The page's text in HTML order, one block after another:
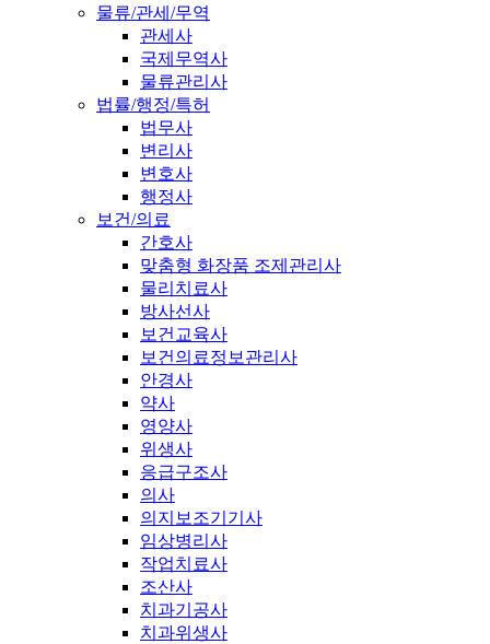
물류/관세/무역
관세사
국제무역사
물류관리사
법률/행정/특허
법무사
변리사
변호사
행정사
보건/의료
간호사
맞춤형 화장품 조제관리사
물리치료사
방사선사
보건교육사
보건의료정보관리사
안경사
약사
영양사
위생사
응급구조사
의사
의지보조기기사
임상병리사
작업치료사
조산사
치과기공사
치과위생사